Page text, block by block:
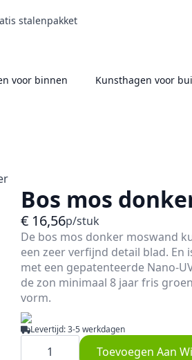
stalenpakket
voor binnen Kunsthagen voor
Bos mos
€ 16,56p/stuk
De bos mos donker moswand
een zeer verfijnd detail blad.
met een gepatenteerde Nano-
de zon minimaal 8 jaar fris
vorm.
Levertijd: 3-5 werkdagen
Bos
Toevoegen Aan